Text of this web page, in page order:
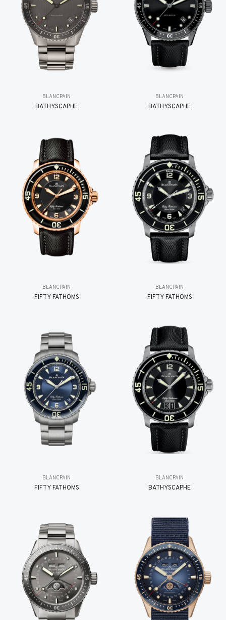
BLANCPAIN
BATHYSCAPHE
BLANCPAIN
BATHYSCAPHE
BLANCPAIN
FIFTY FATHOMS
BLANCPAIN
FIFTY FATHOMS
BLANCPAIN
FIFTY FATHOMS
BLANCPAIN
BATHYSCAPHE